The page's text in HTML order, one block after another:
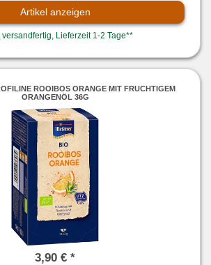
Artikel anzeigen
versandfertig, Lieferzeit 1-2 Tage**
ROOIBOS ORANGE MIT FRUCHTIGEM O
RANGENÖL 36G
3,90 € *